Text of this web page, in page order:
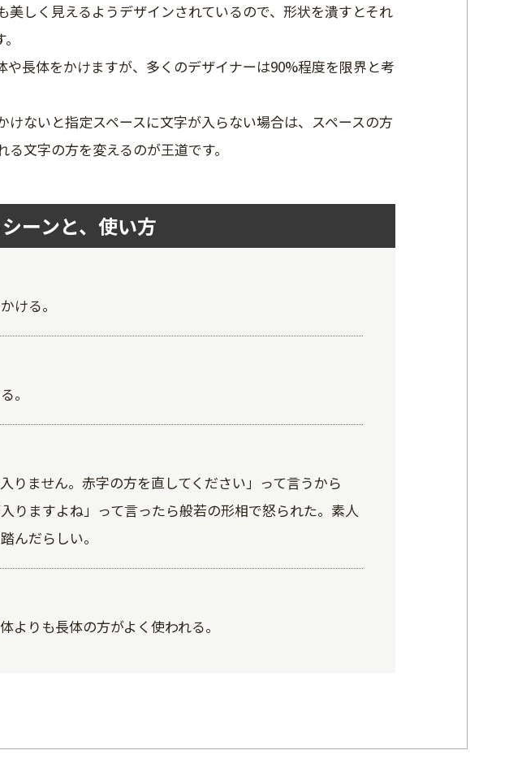
美しく見えるようデザインされているので、形状を潰すとそれ
や長体をかけますが、多くのデザイナーは90%程度を限界と考
けないと指定スペースに文字が入らない場合は、スペースの方
文字の方を変えるのが王道です。
ーンと、使い方
ける。
。
りません。赤字の方を直してください」って言うから
入りますよね」って言ったら般若の形相で怒られた。素人
んだらしい。
よりも長体の方がよく使われる。